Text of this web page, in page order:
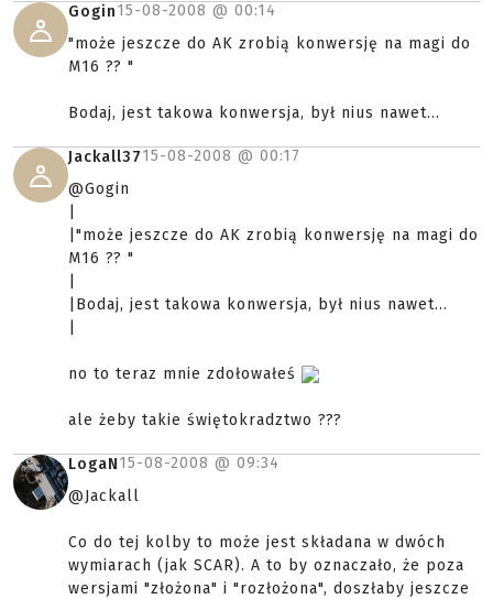
Gogin15-08-2008 @ 00:14
"może jeszcze do AK zrobią konwersję na magi do
M16 ?? "
Bodaj, jest takowa konwersja, był nius nawet...
Jackall3715-08-2008 @ 00:17
@Gogin
|"może jeszcze do AK zrobią konwersję na magi do
M16 ?? "
|Bodaj, jest takowa konwersja, był nius nawet...
no to teraz mnie zdołowałeś
ale żeby takie świętokradztwo ???
LogaN15-08-2008 @ 09:34
@Jackall
Co do tej kolby to może jest składana w dwóch
wymiarach (jak SCAR). A to by oznaczało, że poza
wersjami "złożona" i "rozłożona", doszłaby jeszcze